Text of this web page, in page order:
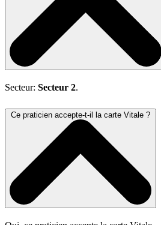
Secteur: Secteur 2.
Ce praticien accepte-t-il la carte Vitale ?